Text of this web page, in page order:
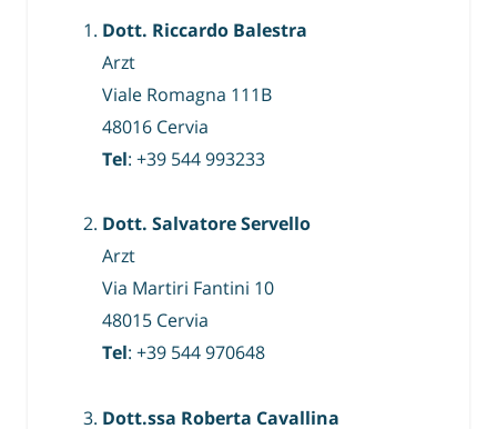
Dott. Riccardo Balestra
Arzt
Viale Romagna 111B
48016 Cervia
Tel: +39 544 993233
Dott. Salvatore Servello
Arzt
Via Martiri Fantini 10
48015 Cervia
Tel: +39 544 970648
Dott.ssa Roberta Cavallina